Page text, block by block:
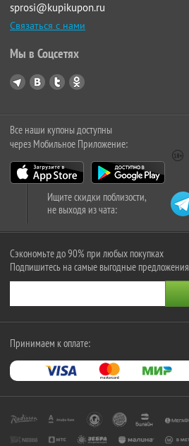
sprosi@kupikupon.ru
Связаться с нами
Мы в Соцсетях
Все наши купоны доступны
через Мобильное Приложение:
Ищите скидки поблизости,
не выходя из чата:
Сэкономьте до 90% при любых покупках
Подпишитесь на самые выгодные предложения
Принимаем к оплате: